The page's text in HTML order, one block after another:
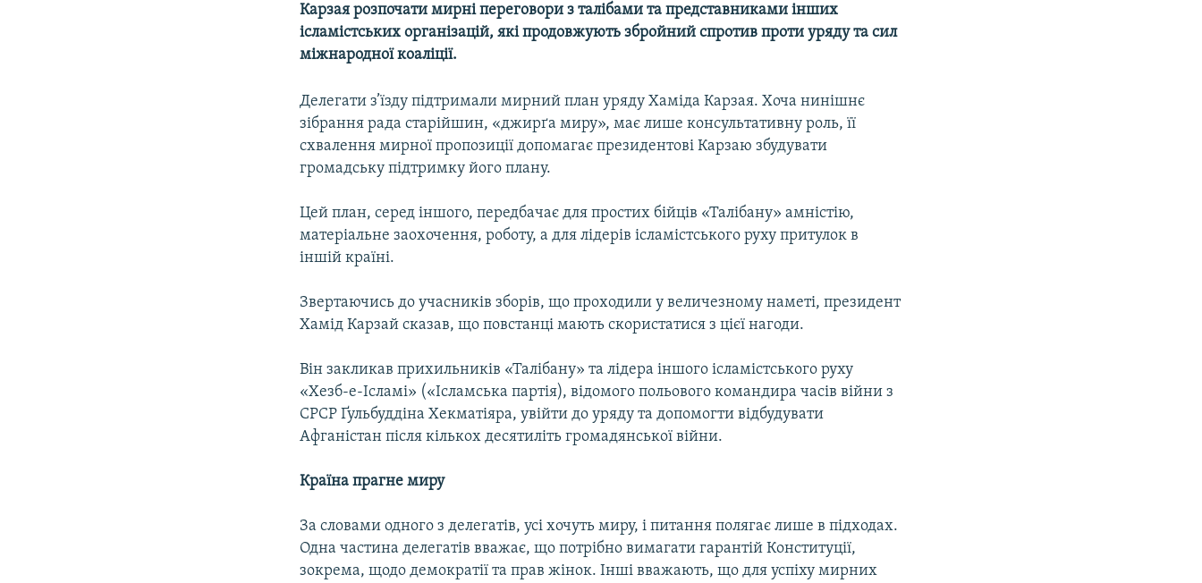
Карзая розпочати мирні переговори з талібами та представниками інших
ісламістських організацій, які продовжують збройний спротив проти уряду та сил
міжнародної коаліції.
Делегати з’їзду підтримали мирний план уряду Хаміда Карзая. Хоча нинішнє
зібрання рада старійшин, «джирґа миру», має лише консультативну роль, її
схвалення мирної пропозиції допомагає президентові Карзаю збудувати
громадську підтримку його плану.
Цей план, серед іншого, передбачає для простих бійців «Талібану» амністію,
матеріальне заохочення, роботу, а для лідерів ісламістського руху притулок в
іншій країні.
Звертаючись до учасників зборів, що проходили у величезному наметі, президент
Хамід Карзай сказав, що повстанці мають скористатися з цієї нагоди.
Він закликав прихильників «Талібану» та лідера іншого ісламістського руху
«Хезб-е-Ісламі» («Ісламська партія), відомого польового командира часів війни з
СРСР Ґульбуддіна Хекматіяра, увійти до уряду та допомогти відбудувати
Афганістан після кількох десятиліть громадянської війни.
Країна прагне миру
За словами одного з делегатів, усі хочуть миру, і питання полягає лише в підходах.
Одна частина делегатів вважає, що потрібно вимагати гарантій Конституції,
зокрема, щодо демократії та прав жінок. Інші вважають, що для успіху мирних